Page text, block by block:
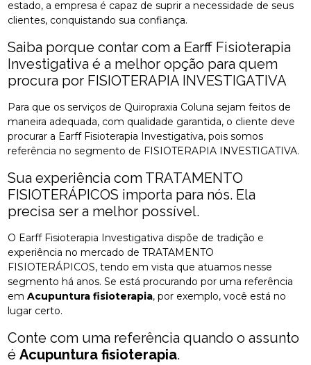
estado, a empresa é capaz de suprir a necessidade de seus
clientes, conquistando sua confiança.
Saiba porque contar com a Earff Fisioterapia
Investigativa é a melhor opção para quem
procura por FISIOTERAPIA INVESTIGATIVA
Para que os serviços de Quiropraxia Coluna sejam feitos de
maneira adequada, com qualidade garantida, o cliente deve
procurar a Earff Fisioterapia Investigativa, pois somos
referência no segmento de FISIOTERAPIA INVESTIGATIVA.
Sua experiência com TRATAMENTO
FISIOTERÁPICOS importa para nós. Ela
precisa ser a melhor possível.
O Earff Fisioterapia Investigativa dispõe de tradição e
experiência no mercado de TRATAMENTO
FISIOTERÁPICOS, tendo em vista que atuamos nesse
segmento há anos. Se está procurando por uma referência
emAcupuntura fisioterapia, por exemplo, você está no
lugar certo.
Conte com uma referência quando o assunto
éAcupuntura fisioterapia.